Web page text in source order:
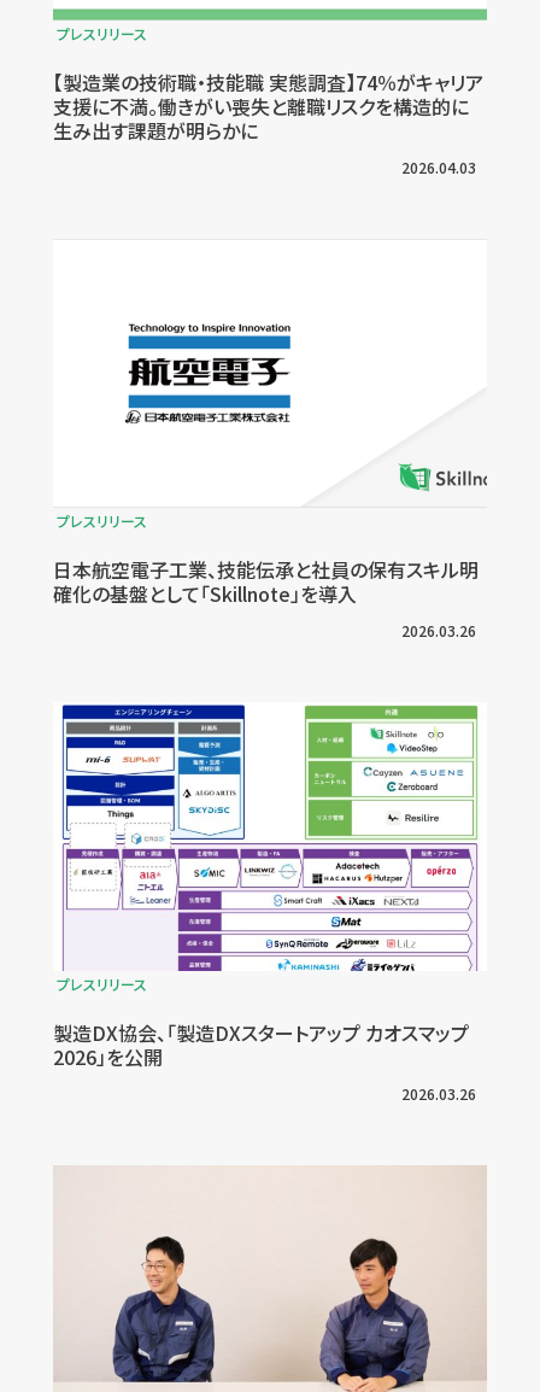
プレスリリース
【製造業の技術職・技能職 実態調査】74％がキャリア
支援に不満。働きがい喪失と離職リスクを構造的に
生み出す課題が明らかに
2026.04.03
プレスリリース
日本航空電子工業、技能伝承と社員の保有スキル明
確化の基盤として「Skillnote」を導入
2026.03.26
プレスリリース
製造DX協会、「製造DXスタートアップ カオスマップ
2026」を公開
2026.03.26